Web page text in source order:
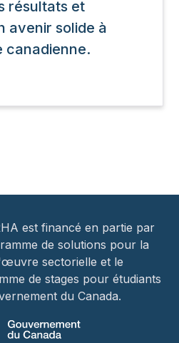
résultats et
avenir solide à
canadienne.
est financé en partie par
de solutions pour la
sectorielle et le
de stages pour étudiants
du Canada.